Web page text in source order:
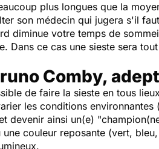
plus longues que la
son médecin qui jugera s'il
diminue votre temps de
Dans ce cas une sieste sera
Comby,
de faire la sieste en tous
les conditions
devenir ainsi un(e)
couleur reposante (vert,